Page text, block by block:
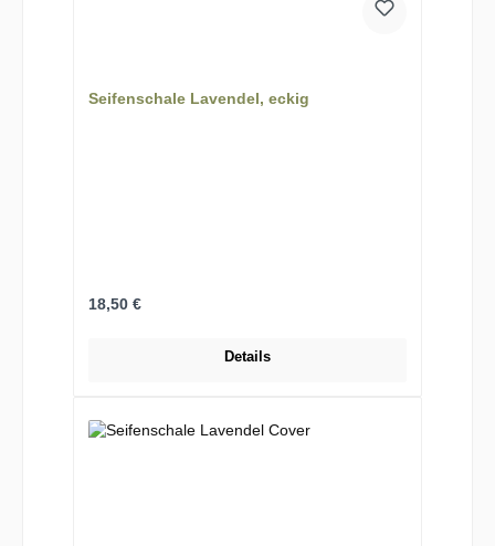
Seifenschale Lavendel, eckig
Regulärer Preis:
18,50 €
Details